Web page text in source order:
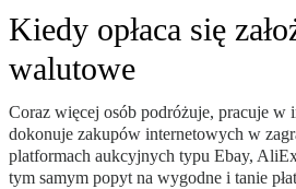
Kiedy opłaca się
walutowe
Coraz więcej osób podróżuje, pracuje w
dokonuje zakupów internetowych w
platformach aukcyjnych typu Ebay,
tym samym popyt na wygodne i tanie